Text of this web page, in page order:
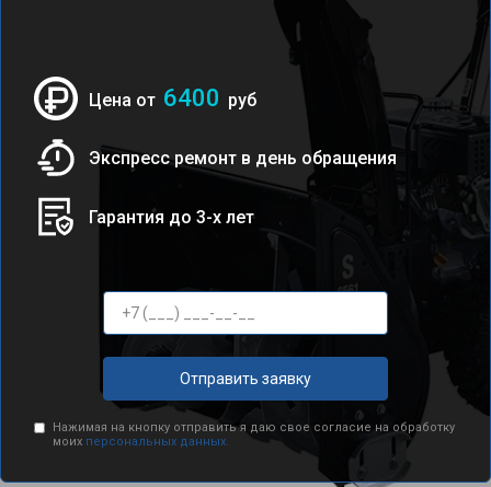
Цена от 6400 руб
Экспресс ремонт в день обращения
Гарантия до 3-х лет
Отправить заявку
Нажимая на кнопку отправить я даю свое согласие на обработку
моих персональных данных.